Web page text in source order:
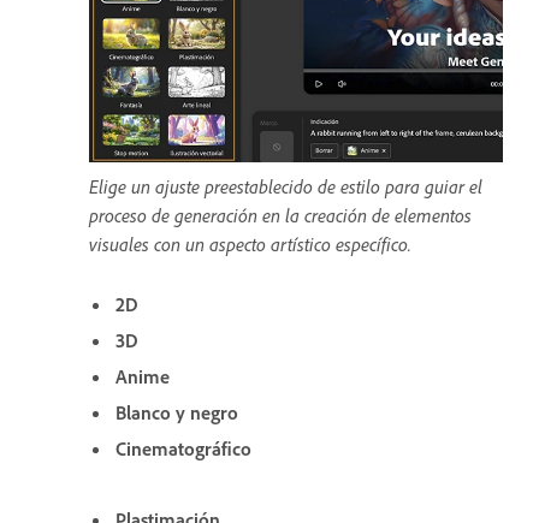
Elige un ajuste preestablecido de estilo para guiar el
proceso de generación en la creación de elementos
visuales con un aspecto artístico específico.
2D
3D
Anime
Blanco y negro
Cinematográfico